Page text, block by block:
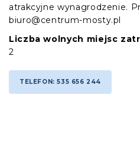
atrakcyjne wynagrodzenie.
biuro@centrum-mosty.pl
Liczba wolnych miejsc
2
TELEFON: 535 656 244